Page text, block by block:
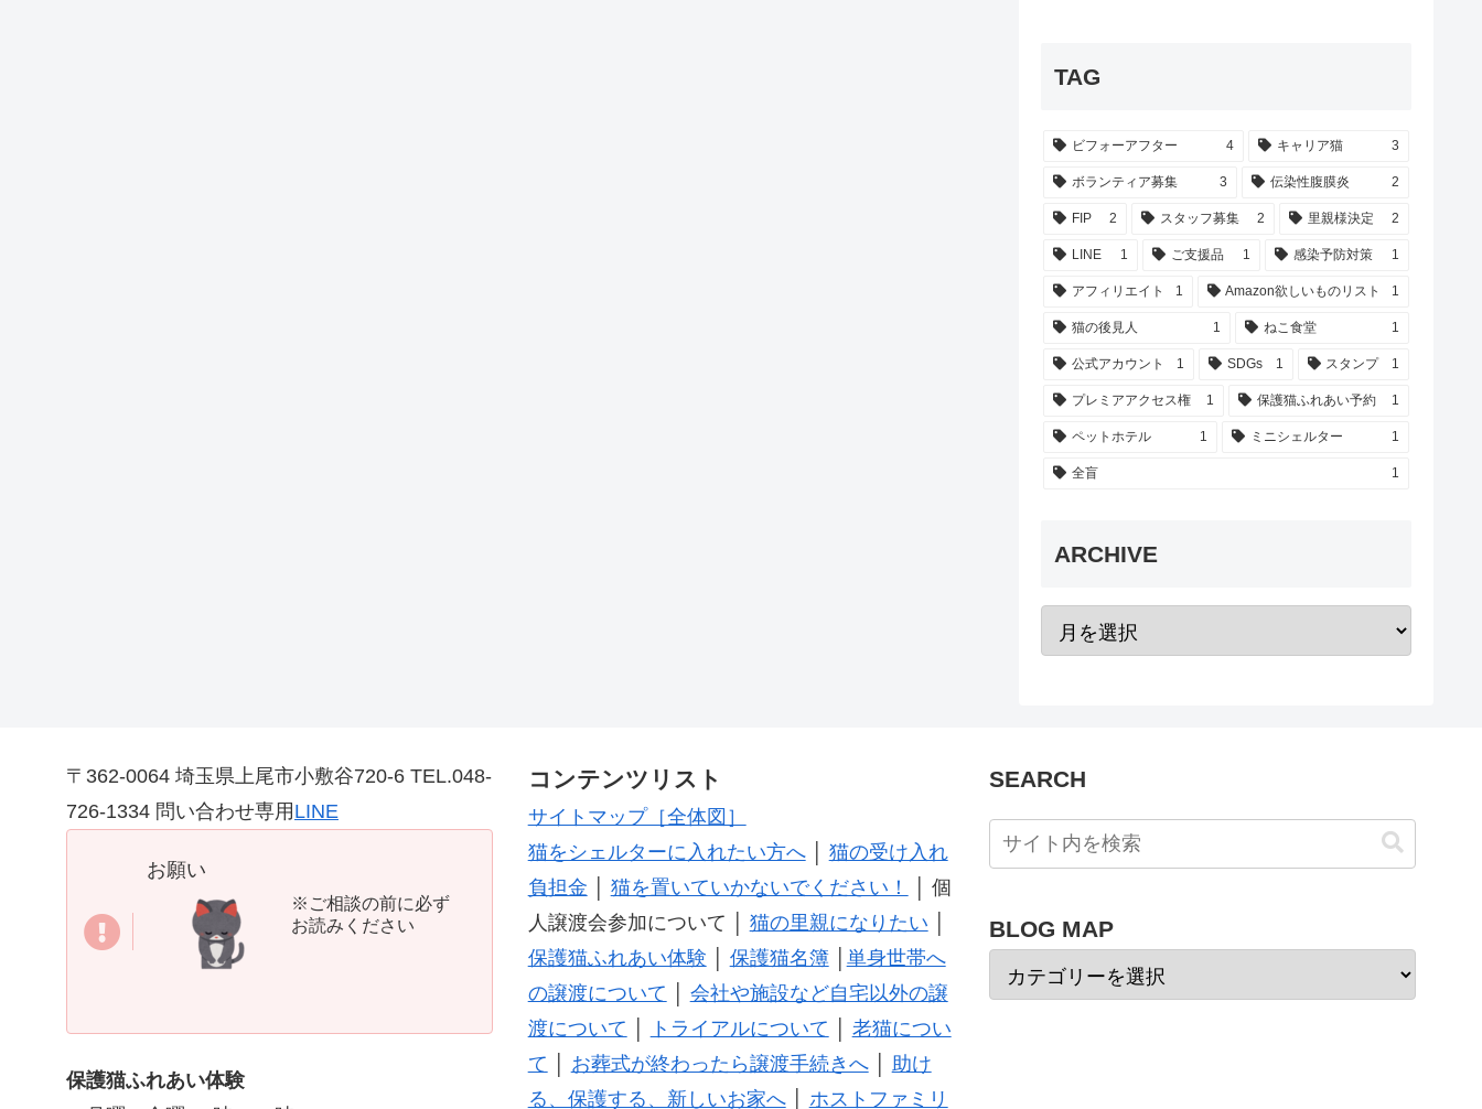
TAG
ビフォーアフター 4 キャリア猫 3
ボランティア募集 3 伝染性腹膜炎 2
FIP 2 スタッフ募集 2 里親様決定 2
LINE 1 ご支援品 1 感染予防対策 1
アフィリエイト 1 Amazon欲しいものリスト 1
猫の後見人 1 ねこ食堂 1
公式アカウント 1 SDGs 1 スタンプ 1
プレミアアクセス権 1 保護猫ふれあい予約 1
ペットホテル 1 ミニシェルター 1
全盲 1
ARCHIVE
〒362-0064 埼玉県上尾市小敷谷720-6 TEL.048-
726-1334 問い合わせ専用 LINE
お願い
※ご相談の前に必ず
お読みください
保護猫ふれあい体験
コンテンツリスト
サイトマップ［全体図］
猫をシェルターに入れたい方へ│ 猫の受け入れ
負担金
猫を置いていかないでください！
│ 個
人譲渡会参加について │ 猫の里親になりたい
保護猫ふれあい体験
保護猫名簿│ 単身世帯へ
の譲渡について
会社や施設など自宅以外の譲
渡について
トライアルについて
老猫につい
て
お葬式が終わったら譲渡手続きへ│
助け
る、保護する、新しいお家へ│ ホストファミリ
SEARCH
BLOG MAP